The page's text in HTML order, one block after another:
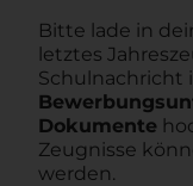
Bitte lade in
letztes
Schulnachricht
Dokumente
Zeugnisse
werden.